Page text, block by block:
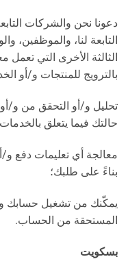
دعونا نحن والشركات
التابعة لنا، والموظفين،
الثالثة الأخرى التي تعمل
بالترويج للمنتجات و/أو
تحليل و/أو التحقق من و/
حالتك فيما يتعلق
معالجة أي تعليمات دفع و/
بناءً على طلبك؛
يمكّنك من تشغيل حسابك
المستحقة من الحساب.
بسكويت